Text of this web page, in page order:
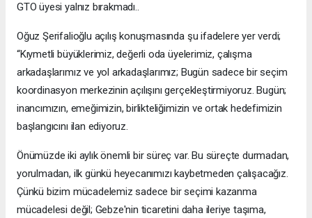
GTO üyesi yalnız bırakmadı..
Oğuz Şerifalioğlu açılış konuşmasında şu ifadelere yer verdi;
“Kıymetli büyüklerimiz, değerli oda üyelerimiz, çalışma
arkadaşlarımız ve yol arkadaşlarımız; Bugün sadece bir seçim
koordinasyon merkezinin açılışını gerçekleştirmiyoruz. Bugün;
inancımızın, emeğimizin, birlikteliğimizin ve ortak hedefimizin
başlangıcını ilan ediyoruz.
Önümüzde iki aylık önemli bir süreç var. Bu süreçte durmadan,
yorulmadan, ilk günkü heyecanımızı kaybetmeden çalışacağız.
Çünkü bizim mücadelemiz sadece bir seçimi kazanma
mücadelesi değil; Gebze'nin ticaretini daha ileriye taşıma,